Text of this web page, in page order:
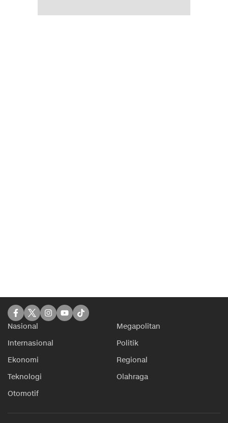
Nasional
Megapolitan
Internasional
Politik
Ekonomi
Regional
Teknologi
Olahraga
Otomotif